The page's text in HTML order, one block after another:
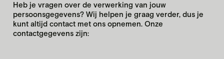
Heb je vragen over de verwerking van jouw
persoonsgegevens? Wij helpen je graag verder, dus je
kunt altijd contact met ons opnemen. Onze
contactgegevens zijn: